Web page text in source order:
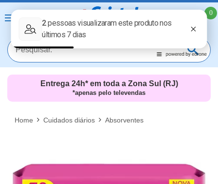
0
MAIS RESULTADOS
Entrega 24h* em toda a Zona Sul (RJ)
*apenas pelo televendas
Home Cuidados diários Absorventes